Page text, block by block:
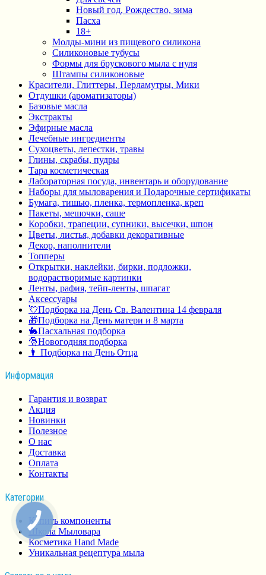
Новый год, Рождество, зима
Пасха
18+
Молды-мини из пищевого силикона
Силиконовые тубусы
Формы для брускового мыла с нуля
Штампы силиконовые
Красители, Глиттеры, Перламутры, Мики
Отдушки (ароматизаторы)
Базовые масла
Экстракты
Эфирные масла
Лечебные ингредиенты
Сухоцветы, лепестки, травы
Глины, скрабы, пудры
Тара косметическая
Лабораторная посуда, инвентарь и оборудование
Наборы для мыловарения и Подарочные сертификаты
Бумага, тишью, пленка, термопленка, креп
Пакеты, мешочки, саше
Коробки, трапеции, супники, высечки, шпон
Цветы, листья, добавки декоративные
Декор, наполнители
Топперы
Открытки, наклейки, бирки, подложки,
водорастворимые картинки
Ленты, рафия, тейп-ленты, шпагат
Аксессуары
💘Подборка на День Св. Валентина 14 февраля
🎁Подборка на День матери и 8 марта
🐇Пасхальная подборка
🎅Новогодняя подборка
👨 Подборка на День Отца
Информация
Гарантия и возврат
Акция
Новинки
Полезное
О нас
Доставка
Оплата
Контакты
Категории
Купить компоненты
Школа Мыловара
Косметика Hand Made
Уникальная рецептура мыла